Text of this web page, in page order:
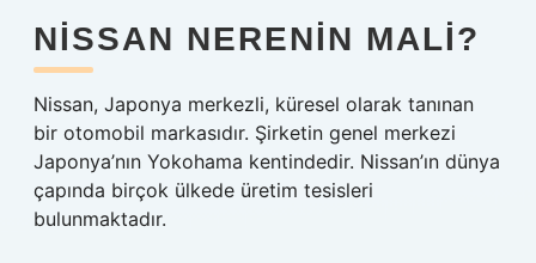
NISSAN NERENIN MALI?
Nissan, Japonya merkezli, küresel olarak tanınan
bir otomobil markasıdır. Şirketin genel merkezi
Japonya’nın Yokohama kentindedir. Nissan’ın dünya
çapında birçok ülkede üretim tesisleri
bulunmaktadır.